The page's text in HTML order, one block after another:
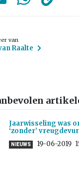
van
Raalte
Jaarwisseling was
‘zonder’
NIEUWS 19-06-2019